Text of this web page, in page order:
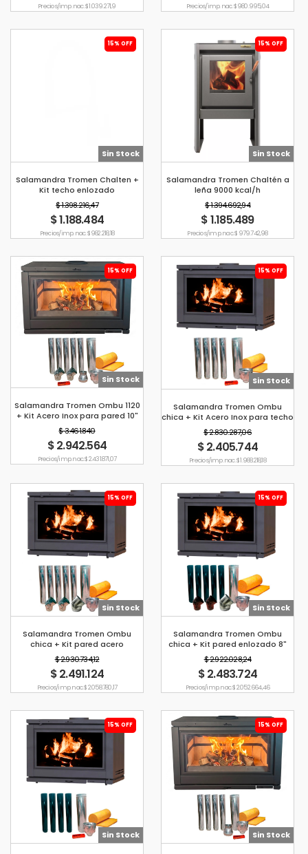
Precio s/imp. nac. $ 1.039.271,9 Precio s/imp. nac. $ 980.995,04
15% OFF
Sin Stock
Salamandra Tromen Chalten +
Kit techo enlozado
$ 1.398.216,47
$ 1.188.484
Precio s/imp. nac. $ 982.218,18
15% OFF
Sin Stock
Salamandra Tromen Chaltén a
leña 9000 kcal/h
$ 1.394.692,94
$ 1.185.489
Precio s/imp. nac. $ 979.742,98
15% OFF
Sin Stock
Salamandra Tromen Ombu 1120
+ Kit Acero Inox para pared 10"
$ 3.461.840
$ 2.942.564
Precio s/imp. nac. $ 2.431.871,07
15% OFF
Sin Stock
Salamandra Tromen Ombu
chica + Kit Acero Inox para techo
8"
$ 2.830.287,06
$ 2.405.744
Precio s/imp. nac. $ 1.988.218,18
15% OFF
Sin Stock
Salamandra Tromen Ombu
chica + Kit pared acero
inoxidable 8"
$ 2.930.734,12
$ 2.491.124
Precio s/imp. nac. $ 2.058.780,17
15% OFF
Sin Stock
Salamandra Tromen Ombu
chica + Kit pared enlozado 8"
$ 2.922.028,24
$ 2.483.724
Precio s/imp. nac. $ 2.052.664,46
15% OFF
Sin Stock
15% OFF
Sin Stock